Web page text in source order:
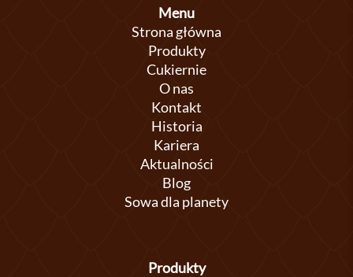
Menu
Strona główna
Produkty
Cukiernie
O nas
Kontakt
Historia
Kariera
Aktualności
Blog
Sowa dla planety
Produkty